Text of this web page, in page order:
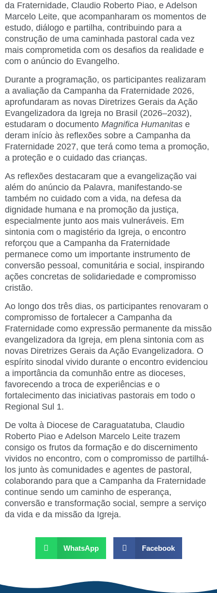
da Fraternidade, Claudio Roberto Piao, e Adelson
Marcelo Leite, que acompanharam os momentos de
estudo, diálogo e partilha, contribuindo para a
construção de uma caminhada pastoral cada vez
mais comprometida com os desafios da realidade e
com o anúncio do Evangelho.
Durante a programação, os participantes realizaram
a avaliação da Campanha da Fraternidade 2026,
aprofundaram as novas Diretrizes Gerais da Ação
Evangelizadora da Igreja no Brasil (2026–2032),
estudaram o documento Magnifica Humanitas e
deram início às reflexões sobre a Campanha da
Fraternidade 2027, que terá como tema a promoção,
a proteção e o cuidado das crianças.
As reflexões destacaram que a evangelização vai
além do anúncio da Palavra, manifestando-se
também no cuidado com a vida, na defesa da
dignidade humana e na promoção da justiça,
especialmente junto aos mais vulneráveis. Em
sintonia com o magistério da Igreja, o encontro
reforçou que a Campanha da Fraternidade
permanece como um importante instrumento de
conversão pessoal, comunitária e social, inspirando
ações concretas de solidariedade e compromisso
cristão.
Ao longo dos três dias, os participantes renovaram o
compromisso de fortalecer a Campanha da
Fraternidade como expressão permanente da missão
evangelizadora da Igreja, em plena sintonia com as
novas Diretrizes Gerais da Ação Evangelizadora. O
espírito sinodal vivido durante o encontro evidenciou
a importância da comunhão entre as dioceses,
favorecendo a troca de experiências e o
fortalecimento das iniciativas pastorais em todo o
Regional Sul 1.
De volta à Diocese de Caraguatatuba, Claudio
Roberto Piao e Adelson Marcelo Leite trazem
consigo os frutos da formação e do discernimento
vividos no encontro, com o compromisso de partilhá-
los junto às comunidades e agentes de pastoral,
colaborando para que a Campanha da Fraternidade
continue sendo um caminho de esperança,
conversão e transformação social, sempre a serviço
da vida e da missão da Igreja.
WhatsApp Facebook